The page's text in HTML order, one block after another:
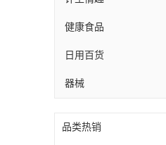
健康食品
日用百货
器械
品类热销